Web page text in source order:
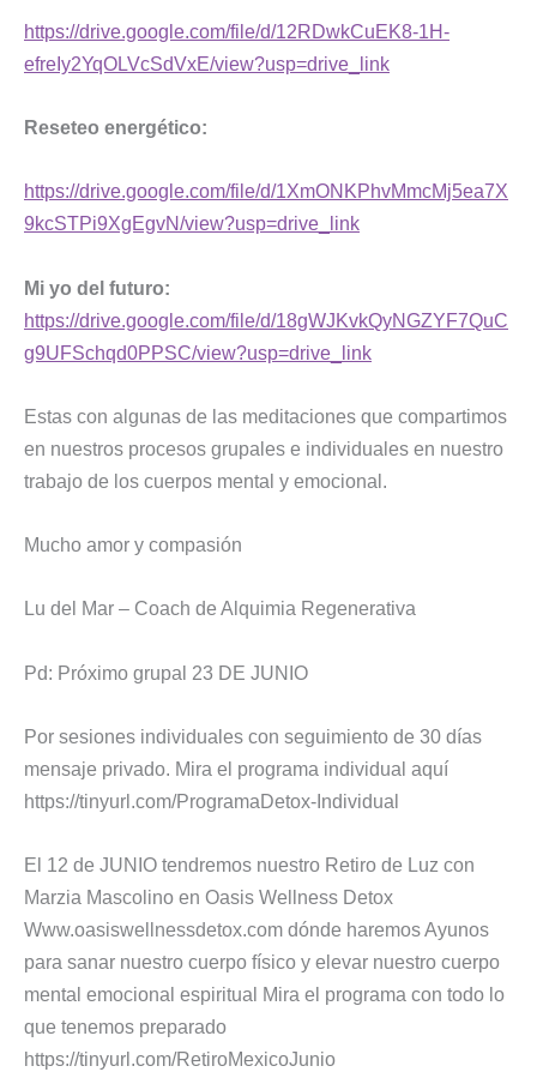
https://drive.google.com/file/d/12RDwkCuEK8-1H-
efreIy2YqOLVcSdVxE/view?usp=drive_link
Reseteo energético:
https://drive.google.com/file/d/1XmONKPhvMmcMj5ea7X
9kcSTPi9XgEgvN/view?usp=drive_link
Mi yo del futuro:
https://drive.google.com/file/d/18gWJKvkQyNGZYF7QuC
g9UFSchqd0PPSC/view?usp=drive_link
Estas con algunas de las meditaciones que compartimos
en nuestros procesos grupales e individuales en nuestro
trabajo de los cuerpos mental y emocional.
Mucho amor y compasión
Lu del Mar – Coach de Alquimia Regenerativa
Pd: Próximo grupal 23 DE JUNIO
Por sesiones individuales con seguimiento de 30 días
mensaje privado. Mira el programa individual aquí
https://tinyurl.com/ProgramaDetox-Individual
El 12 de JUNIO tendremos nuestro Retiro de Luz con
Marzia Mascolino en Oasis Wellness Detox
Www.oasiswellnessdetox.com dónde haremos Ayunos
para sanar nuestro cuerpo físico y elevar nuestro cuerpo
mental emocional espiritual Mira el programa con todo lo
que tenemos preparado
https://tinyurl.com/RetiroMexicoJunio